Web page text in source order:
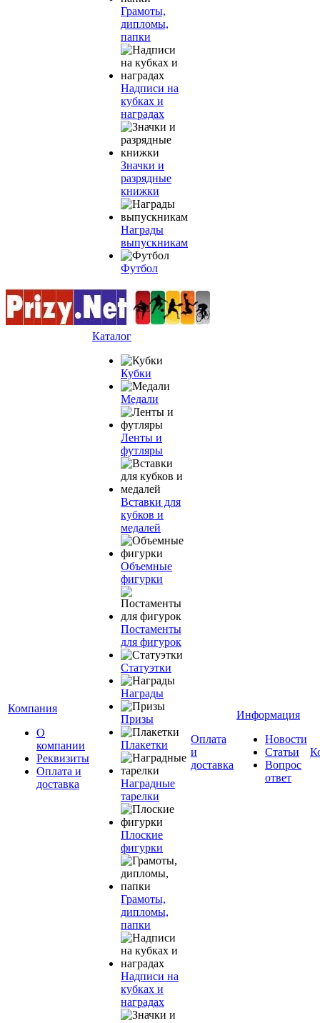
Грамоты,
дипломы,
папки
Надписи на
кубках и
наградах
Значки и
разрядные
книжки
Награды
выпускникам
Футбол
Компания
О
компании
Реквизиты
Оплата и
доставка
Каталог
Кубки
Медали
Ленты и
футляры
Вставки для
кубков и
медалей
Объемные
фигурки
Постаменты
для фигурок
Статуэтки
Награды
Призы
Плакетки
Наградные
тарелки
Плоские
фигурки
Грамоты,
дипломы,
папки
Надписи на
кубках и
наградах
Оплата
и
доставка
Информация
Новости
Статьи
Вопрос
ответ